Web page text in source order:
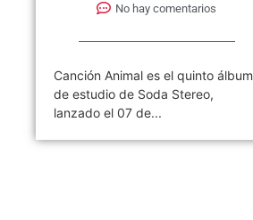
No hay comentarios
Canción Animal es el quinto álbum
de estudio de Soda Stereo,
lanzado el 07 de...